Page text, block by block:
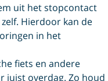
uit het stopcontact
Hierdoor kan de
in het
fiets en andere
juist overdag. Zo houd